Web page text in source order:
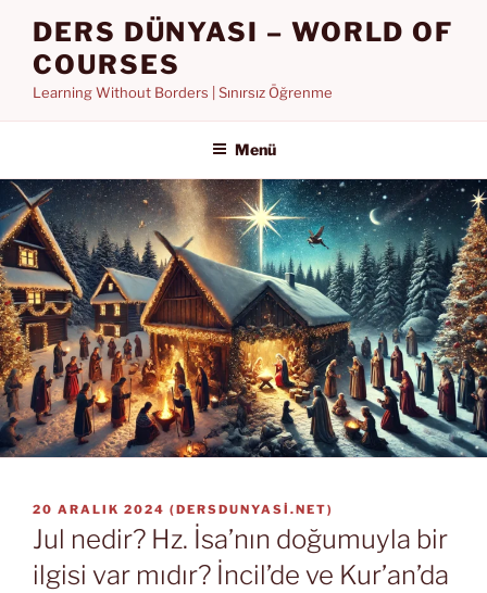
DERS DÜNYASI – WORLD OF
COURSES
Learning Without Borders | Sınırsız Öğrenme
Menü
YAYIM
TARIHI
20 ARALIK 2024 (DERSDUNYASI.NET)
Jul nedir? Hz. İsa’nın doğumuyla bir
ilgisi var mıdır? İncil’de ve Kur’an’da